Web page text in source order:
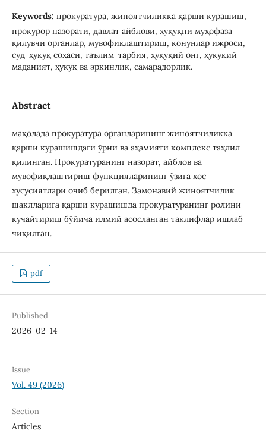
Keywords: прокуратура, жиноятчиликка қарши курашиш,
прокурор назорати, давлат айблови, ҳуқуқни муҳофаза
қилувчи органлар, мувофиқлаштириш, қонунлар ижроси,
суд-ҳуқуқ соҳаси, таълим-тарбия, ҳуқуқий онг, ҳуқуқий
маданият, ҳуқуқ ва эркинлик, самарадорлик.
Abstract
мақолада прокуратура органларининг жиноятчиликка
қарши курашишдаги ўрни ва аҳамияти комплекс таҳлил
қилинган. Прокуратуранинг назорат, айблов ва
мувофиқлаштириш функцияларининг ўзига хос
хусусиятлари очиб берилган. Замонавий жиноятчилик
шаклларига қарши курашишда прокуратуранинг ролини
кучайтириш бўйича илмий асосланган таклифлар ишлаб
чиқилган.
pdf
Published
2026-02-14
Issue
Vol. 49 (2026)
Section
Articles